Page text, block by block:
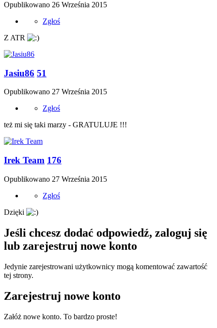
Opublikowano 26 Września 2015
Zgłoś
Z ATR
Jasiu86 51
Opublikowano 27 Września 2015
Zgłoś
też mi się taki marzy - GRATULUJE !!!
Irek Team 176
Opublikowano 27 Września 2015
Zgłoś
Dzięki
Jeśli chcesz dodać odpowiedź, zaloguj się
lub zarejestruj nowe konto
Jedynie zarejestrowani użytkownicy mogą komentować zawartość
tej strony.
Zarejestruj nowe konto
Załóż nowe konto. To bardzo proste!